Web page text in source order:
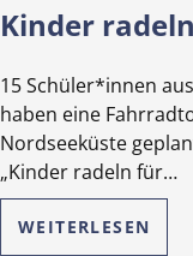
Kinder
15 Schüler*innen
haben eine
Nordseeküste
„Kinder radeln für…
WEITERLESEN